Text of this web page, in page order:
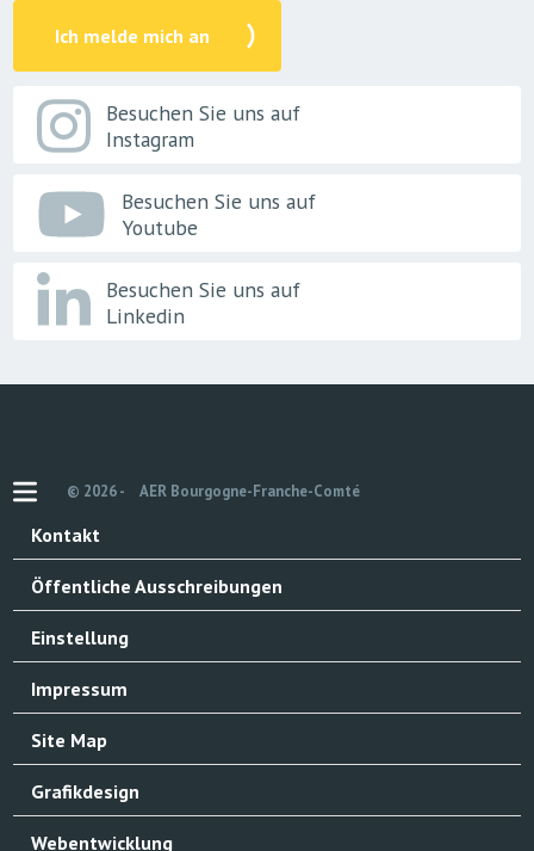
Ich melde mich an
Besuchen Sie uns auf
Instagram
Besuchen Sie uns auf
Youtube
Besuchen Sie uns auf
Linkedin
© 2026 - AER Bourgogne-Franche-Comté
Kontakt
Öffentliche Ausschreibungen
Einstellung
Impressum
Site Map
Grafikdesign
Webentwicklung